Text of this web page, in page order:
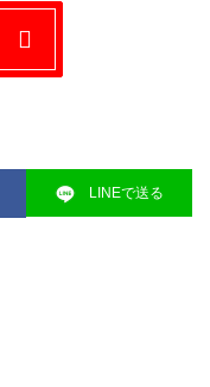
LINEで送る